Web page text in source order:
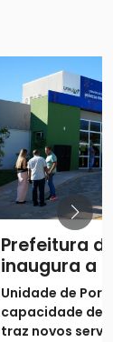
Prefeitura
inaugura a
Unidade
Saúde da
Fayad
Unidade de
capacidade de
traz novos